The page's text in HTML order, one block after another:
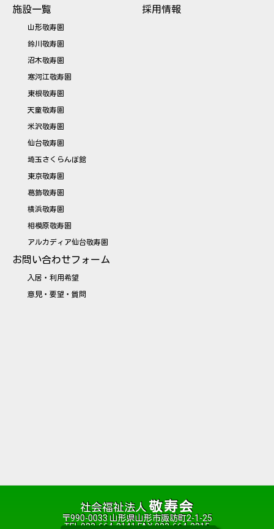
施設一覧
山形敬寿園
鈴川敬寿園
沼木敬寿園
寒河江敬寿園
東根敬寿園
天童敬寿園
米沢敬寿園
仙台敬寿園
埼玉さくらんぼ館
東京敬寿園
葛飾敬寿園
横浜敬寿園
相模原敬寿園
アルカディア仙台敬寿園
採用情報
お問い合わせフォーム
入居・利用希望
意見・要望・質問
社会福祉法人敬寿会
〒990-0033 山形県山形市諏訪町2-1-25
TEL 023-664-2141 FAX 023-664-2215